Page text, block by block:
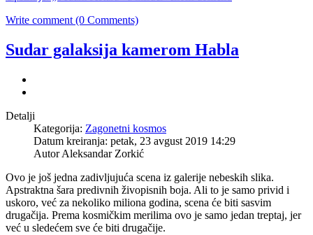
Write comment (0 Comments)
Sudar galaksija kamerom Habla
Detalji
Kategorija: Zagonetni kosmos
Datum kreiranja: petak, 23 avgust 2019 14:29
Autor Aleksandar Zorkić
Ovo je još jedna zadivljujuća scena iz galerije nebeskih slika.
Apstraktna šara predivnih živopisnih boja. Ali to je samo privid i
uskoro, već za nekoliko miliona godina, scena će biti sasvim
drugačija. Prema kosmičkim merilima ovo je samo jedan treptaj, jer
već u sledećem sve će biti drugačije.